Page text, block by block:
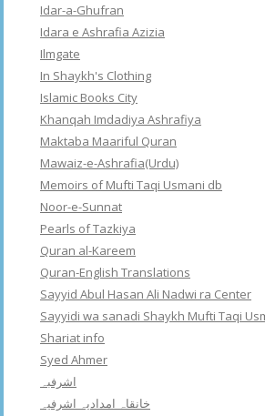
Idar-a-Ghufran
Idara e Ashrafia Azizia
Ilmgate
In Shaykh's Clothing
Islamic Books City
Khanqah Imdadiya Ashrafiya
Maktaba Maariful Quran
Mawaiz-e-Ashrafia(Urdu)
Memoirs of Mufti Taqi Usmani db
Noor-e-Sunnat
Pearls of Tazkiya
Quran al-Kareem
Quran-English Translations
Sayyid Abul Hasan Ali Nadwi ra Center
Sayyidi wa sanadi Shaykh Mufti Taqi
Shariat info
Syed Ahmer
اشرفبہ
خانقاہ امدادیہ اشرفیہ